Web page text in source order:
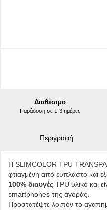
Διαθέσιμο
Παράδοση σε 1-3 ημέρες
Περιγραφή
Η SLIMCOLOR TPU
φτιαγμένη από εύπλαστο και
100% διαυγές TPU υλικό και
smartphones της αγοράς.
Προστατέψτε λοιπόν το